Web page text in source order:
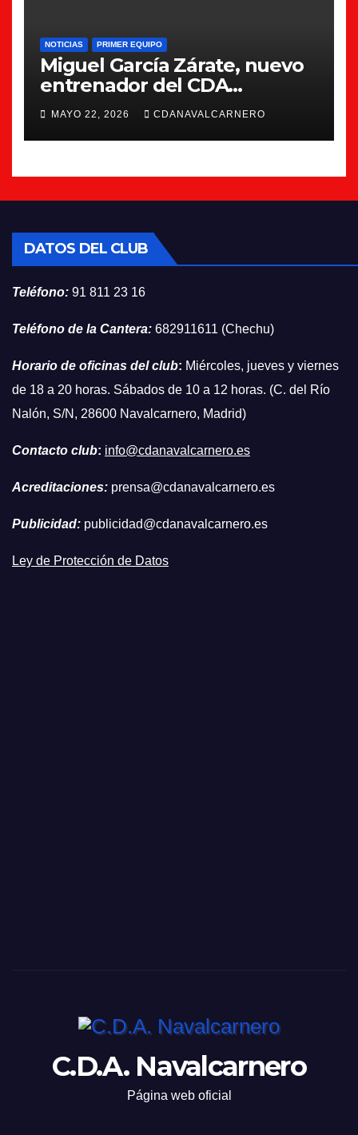
NOTICIAS PRIMER EQUIPO
Miguel García Zárate, nuevo
entrenador del CDA
Navalcarnero
MAYO 22, 2026 CDANAVALCARNERO
DATOS DEL CLUB
Teléfono: 91 811 23 16
Teléfono de la Cantera: 682911611 (Chechu)
Horario de oficinas del club: Miércoles, jueves y viernes
de 18 a 20 horas. Sábados de 10 a 12 horas. (C. del Río
Nalón, S/N, 28600 Navalcarnero, Madrid)
Contacto club: info@cdanavalcarnero.es
Acreditaciones: prensa@cdanavalcarnero.es
Publicidad: publicidad@cdanavalcarnero.es
Ley de Protección de Datos
C.D.A. Navalcarnero
Página web oficial